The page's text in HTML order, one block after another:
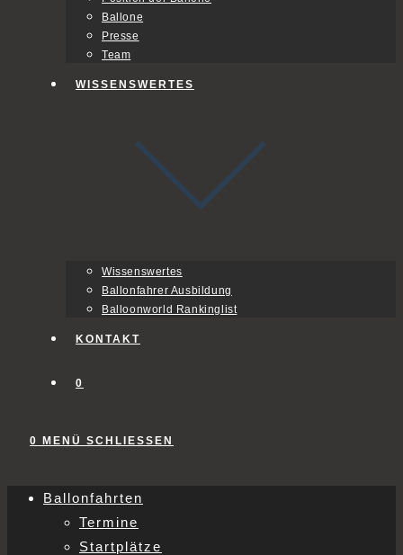
Ballone
Presse
Team
WISSENSWERTES
Wissenswertes
Ballonfahrer Ausbildung
Balloonworld Rankinglist
KONTAKT
0
0 MENÜ SCHLIESSEN
Ballonfahrten
Termine
Startplätze